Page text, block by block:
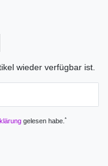
wieder verfügbar ist.
gelesen habe. *